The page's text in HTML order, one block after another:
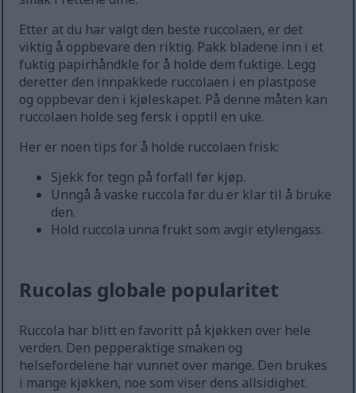
Etter at du har valgt den beste ruccolaen, er det
viktig å oppbevare den riktig. Pakk bladene inn i et
fuktig papirhåndkle for å holde dem fuktige. Legg
deretter den innpakkede ruccolaen i en plastpose
og oppbevar den i kjøleskapet. På denne måten kan
ruccolaen holde seg fersk i opptil en uke.
Her er noen tips for å holde ruccolaen frisk:
Sjekk for tegn på forfall før kjøp.
Unngå å vaske ruccola før du er klar til å bruke
den.
Hold ruccola unna frukt som avgir etylengass.
Rucolas globale popularitet
Ruccola har blitt en favoritt på kjøkken over hele
verden. Den pepperaktige smaken og
helsefordelene har vunnet over mange. Den brukes
i mange kjøkken, noe som viser dens allsidighet.